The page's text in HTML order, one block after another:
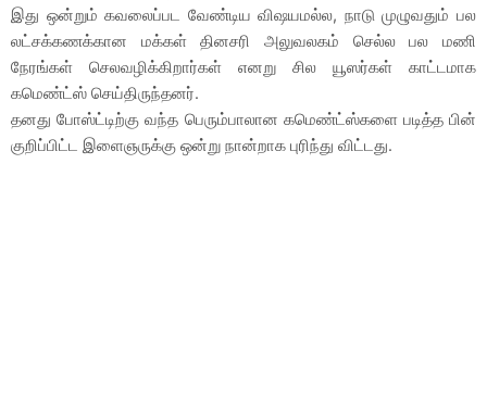
இது ஒன்றும் கவலைப்பட வேண்டிய விஷயமல்ல, நாடு முழுவதும் பல
லட்சக்கணக்கான மக்கள் தினசரி அலுவலகம் செல்ல பல மணி
நேரங்கள் செலவழிக்கிறார்கள் எனறு சில யூஸர்கள் காட்டமாக
கமெண்ட்ஸ் செய்திருந்தனர்.
தனது போஸ்ட்டிற்கு வந்த பெரும்பாலான கமெண்ட்ஸ்களை படித்த பின்
குறிப்பிட்ட இளைஞருக்கு ஒன்று நான்றாக புரிந்து விட்டது.